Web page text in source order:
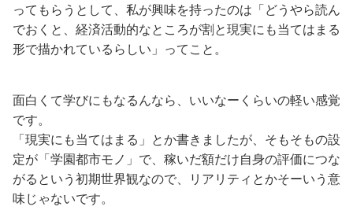
ってもらうとして、私が興味を持ったのは「どうやら読ん
でおくと、経済活動的なところが割と現実にも当てはまる
形で描かれているらしい」ってこと。
面白くて学びにもなるんなら、いいなーくらいの軽い感覚
です。
「現実にも当てはまる」とか書きましたが、そもそもの設
定が「学園都市モノ」で、稼いだ額だけ自身の評価につな
がるという初期世界観なので、リアリティとかそーいう意
味じゃないです。